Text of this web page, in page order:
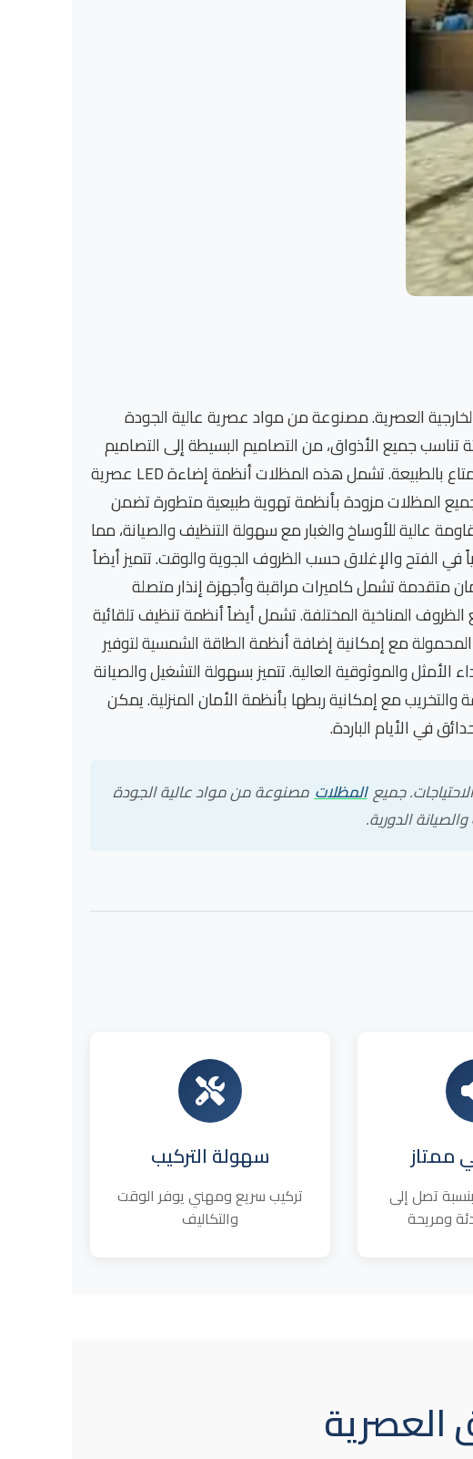
العصرية. مصنوعة من مواد عصرية عالية الجودة
جميع الأذواق، من التصاميم البسيطة إلى التصاميم
المعقدة. مثالية للحدائق المنزلية العصرية والمساحات الخارجية الحديثة، مع توفير بيئة مريحة للجلوس والاستمتاع بالطبيعة. تشمل هذه المظلات أنظمة إضاءة LED عصرية
المظلات مزودة بأنظمة تهوية طبيعية متطورة تضمن
عالية للأوساخ والغبار مع سهولة التنظيف والصيانة، مما
الفتح والإغلاق حسب الظروف الجوية والوقت. تتميز أيضاً
متقدمة تشمل كاميرات مراقبة وأجهزة إنذار متصلة
المناخية المختلفة. تشمل أيضاً أنظمة تنظيف تلقائية
مع إمكانية إضافة أنظمة الطاقة الشمسية لتوفير
والموثوقية العالية. تتميز بسهولة التشغيل والصيانة
مع إمكانية ربطها بأنظمة الأمان المنزلية. يمكن
في الأيام الباردة.
جميع المظلاتمصنوعة من مواد عالية الجودة
ممتاز
تصل إلى
سهولة التركيب
تركيب سريع ومهني يوفر الوقت
والتكاليف
العصرية